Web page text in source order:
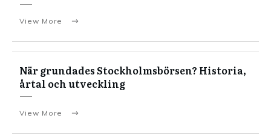
View More
När grundades Stockholmsbörsen? Historia,
årtal och utveckling
View More